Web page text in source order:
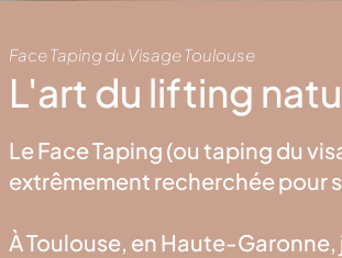
Face Taping du Visage Toulouse
L'art du lifting
Le Face Taping (ou taping du
extrêmement recherchée pour
À Toulouse, en Haute-